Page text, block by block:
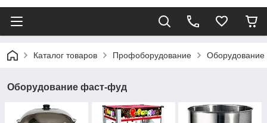
Каталог товаров Профоборудование
Оборудование фаст-фуд